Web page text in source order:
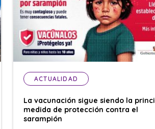
ACTUALIDAD
La vacunación sigue siendo la
medida de protección contra el
sarampión